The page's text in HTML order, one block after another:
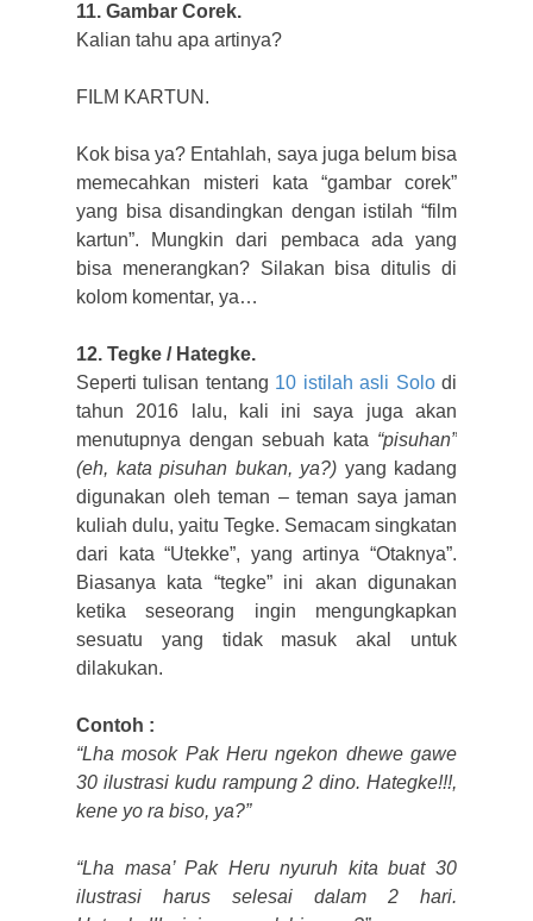
11. Gambar Corek.
Kalian tahu apa artinya?
FILM KARTUN.
Kok bisa ya? Entahlah, saya juga belum bisa
memecahkan misteri kata “gambar corek”
yang bisa disandingkan dengan istilah “film
kartun”. Mungkin dari pembaca ada yang
bisa menerangkan? Silakan bisa ditulis di
kolom komentar, ya…
12. Tegke / Hategke.
Seperti tulisan tentang 10 istilah asli Solodi
tahun 2016 lalu, kali ini saya juga akan
menutupnya dengan sebuah kata “pisuhan”
(eh, kata pisuhan bukan, ya?) yang kadang
digunakan oleh teman – teman saya jaman
kuliah dulu, yaitu Tegke. Semacam singkatan
dari kata “Utekke”, yang artinya “Otaknya”.
Biasanya kata “tegke” ini akan digunakan
ketika seseorang ingin mengungkapkan
sesuatu yang tidak masuk akal untuk
dilakukan.
Contoh :
“Lha mosok Pak Heru ngekon dhewe gawe
30 ilustrasi kudu rampung 2 dino. Hategke!!!,
kene yo ra biso, ya?”
“Lha masa’ Pak Heru nyuruh kita buat 30
ilustrasi harus selesai dalam 2 hari.